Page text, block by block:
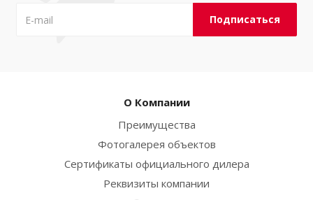
О Компании
Преимущества
Фотогалерея объектов
Сертификаты официального дилера
Реквизиты компании